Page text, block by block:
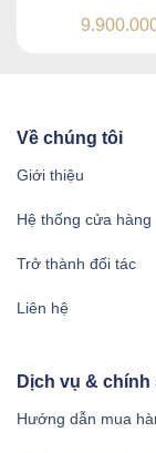
Về chúng tôi
Giới thiệu
Hệ thống cửa hàng
Trở thành đối tác
Liên hệ
Dịch vụ & chính
Hướng dẫn mua